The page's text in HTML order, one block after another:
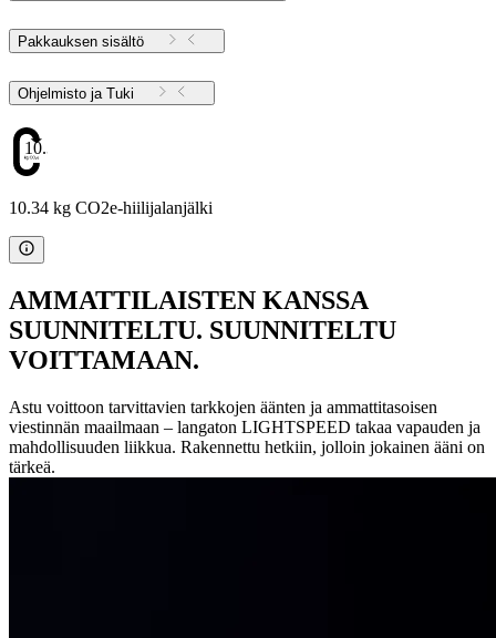
Pakkauksen sisältö
Ohjelmisto ja Tuki
10.34
10.34 kg CO2e-hiilijalanjälki
AMMATTILAISTEN KANSSA
SUUNNITELTU. SUUNNITELTU
VOITTAMAAN.
Astu voittoon tarvittavien tarkkojen äänten ja ammattitasoisen
viestinnän maailmaan – langaton LIGHTSPEED takaa vapauden ja
mahdollisuuden liikkua. Rakennettu hetkiin, jolloin jokainen ääni on
tärkeä.